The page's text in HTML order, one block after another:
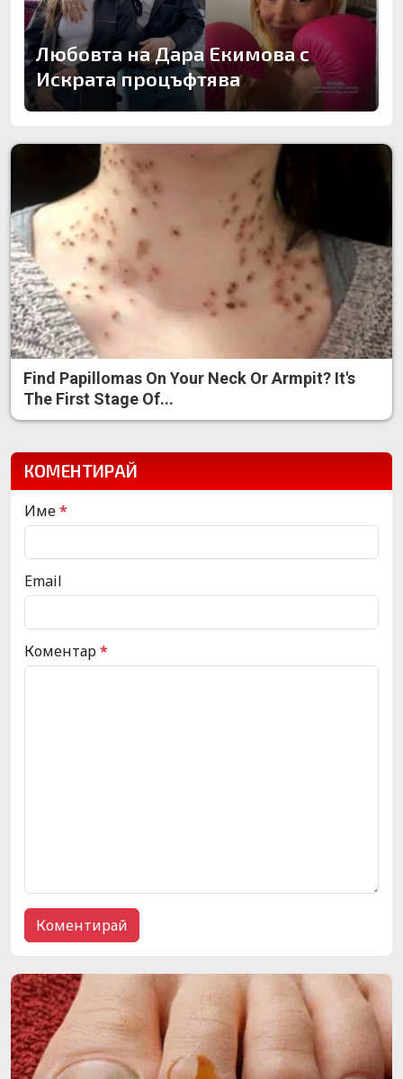
Любовта на Дара Екимова с
Искрата процъфтява
Find Papillomas On Your Neck Or Armpit? It's
The First Stage Of...
КОМЕНТИРАЙ
Име*
Email
Коментар*